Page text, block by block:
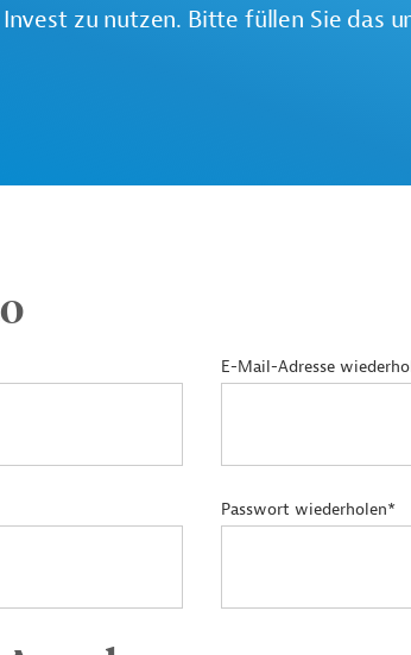
zu nutzen. Bitte füllen Sie das
E-Mail-Adresse
Passwort wiederholen*